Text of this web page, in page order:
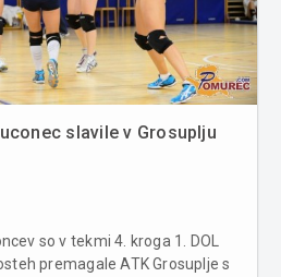
slavile v Grosuplju
so v tekmi 4. kroga 1. DOL
premagale ATK Grosuplje s